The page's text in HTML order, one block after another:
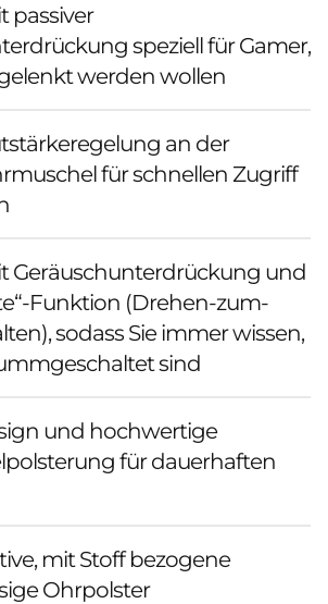
passiver
speziell für Gamer,
werden wollen
an der
für schnellen Zugriff
Geräuschunterdrückung und
Funktion (Drehen-zum-
sodass Sie immer wissen,
sind
und hochwertige
für dauerhaften
mit Stoff bezogene
Ohrpolster